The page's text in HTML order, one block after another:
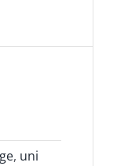
, uni